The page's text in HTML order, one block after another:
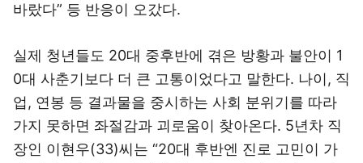
바랐다” 등 반응이 오갔다.
실제 청년들도 20대 중후반에 겪은 방황과 불안이 1
0대 사춘기보다 더 큰 고통이었다고 말한다. 나이, 직
업, 연봉 등 결과물을 중시하는 사회 분위기를 따라
가지 못하면 좌절감과 괴로움이 찾아온다. 5년차 직
장인 이현우(33)씨는 “20대 후반엔 진로 고민이 가